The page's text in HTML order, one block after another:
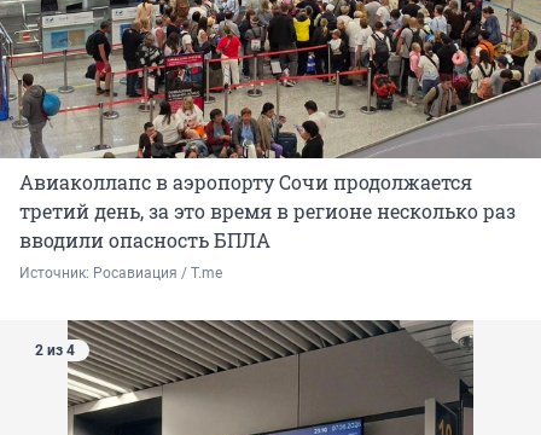
Авиаколлапс в аэропорту Сочи продолжается
третий день, за это время в регионе несколько раз
вводили опасность БПЛА
Источник: Росавиация / T.me
2 из 4